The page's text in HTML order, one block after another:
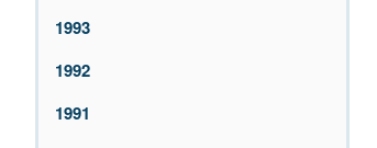
1993
1992
1991